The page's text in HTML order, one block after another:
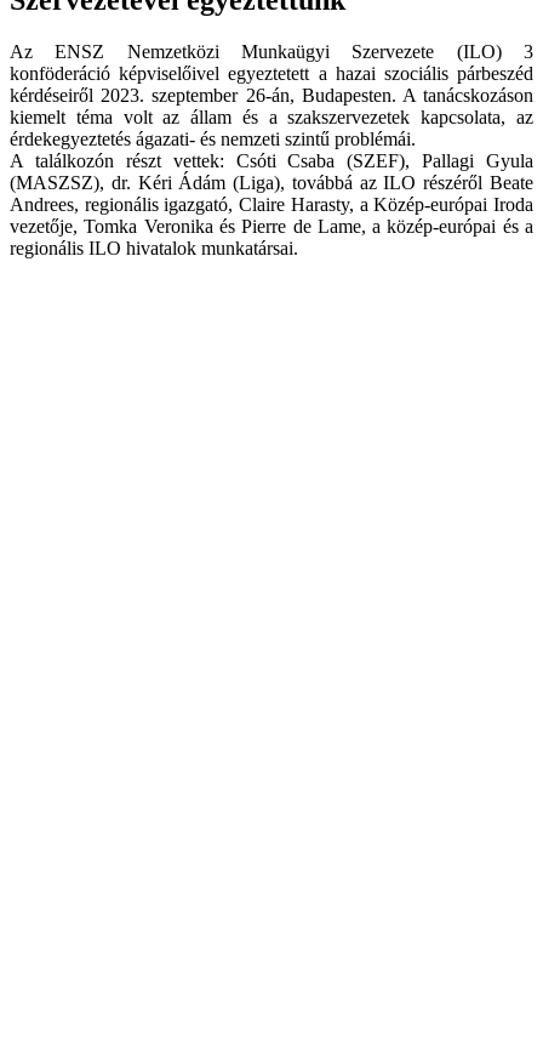
Az ENSZ Nemzetközi Munkaügyi Szervezete (ILO) 3
konföderáció képviselőivel egyeztetett a hazai szociális párbeszéd
kérdéseiről 2023. szeptember 26-án, Budapesten. A tanácskozáson
kiemelt téma volt az állam és a szakszervezetek kapcsolata, az
érdekegyeztetés ágazati- és nemzeti szintű problémái.
A találkozón részt vettek: Csóti Csaba (SZEF), Pallagi Gyula
(MASZSZ), dr. Kéri Ádám (Liga), továbbá az ILO részéről Beate
Andrees, regionális igazgató, Claire Harasty, a Közép-európai Iroda
vezetője, Tomka Veronika és Pierre de Lame, a közép-európai és a
regionális ILO hivatalok munkatársai.